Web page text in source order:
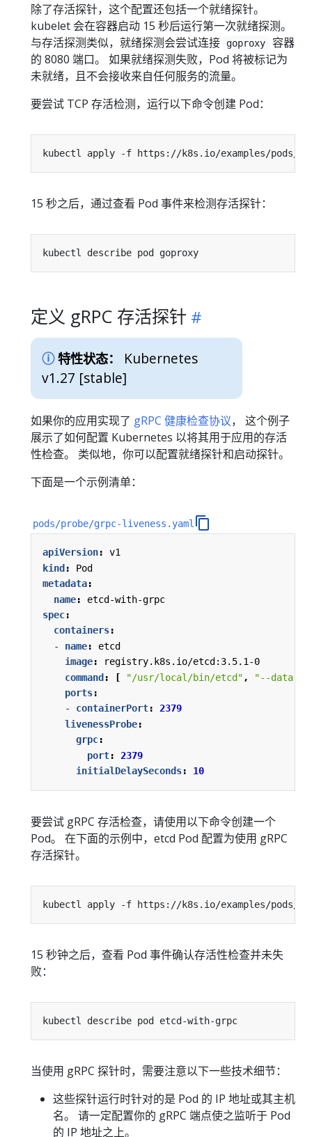
除了存活探针，这个配置还包括一个就绪探针。
kubelet 会在容器启动 15 秒后运行第一次就绪探测。
与存活探测类似，就绪探测会尝试连接
goproxy
容器
的 8080 端口。 如果就绪探测失败，Pod 将被标记为
未就绪，且不会接收来自任何服务的流量。
要尝试 TCP 存活检测，运行以下命令创建 Pod：
15 秒之后，通过查看 Pod 事件来检测存活探针：
定义 gRPC 存活探针
特性状态：
Kubernetes
v1.27 [stable]
如果你的应用实现了 gRPC 健康检查协议， 这个例子
展示了如何配置 Kubernetes 以将其用于应用的存活
性检查。 类似地，你可以配置就绪探针和启动探针。
下面是一个示例清单：
pods/probe/grpc-liveness.yaml
apiVersion:
v1
kind :
Pod
metadata:
name:
etcd-with-grpc
spec:
containers:
- name:
etcd
image:
registry.k8s.io/etcd:3.5.1-0
command : [ "/usr/local/bin/etcd" ,
"--data-
ports:
- containerPort:
2379
livenessProbe:
grpc:
port:
2379
initialDelaySeconds: 10
要尝试 gRPC 存活检查，请使用以下命令创建一个
Pod。 在下面的示例中，etcd Pod 配置为使用 gRPC
存活探针。
15 秒钟之后，查看 Pod 事件确认存活性检查并未失
败：
当使用 gRPC 探针时，需要注意以下一些技术细节：
这些探针运行时针对的是 Pod 的 IP 地址或其主机
名。 请一定配置你的 gRPC 端点使之监听于 Pod
的 IP 地址之上。